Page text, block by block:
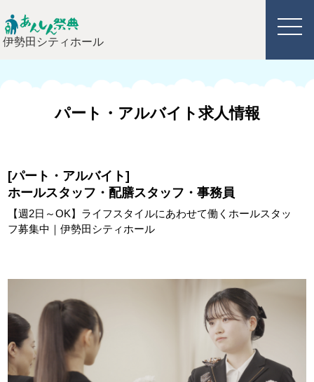
伊勢田シティホール
パート・アルバイト求人情報
[パート・アルバイト]
ホールスタッフ・配膳スタッフ・事務員
【週2日～OK】 ライフスタイルにあわせて働くホールスタッ
フ募集中 ｜伊勢田シティホール